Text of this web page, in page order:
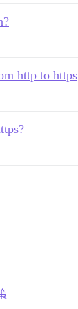
http to https